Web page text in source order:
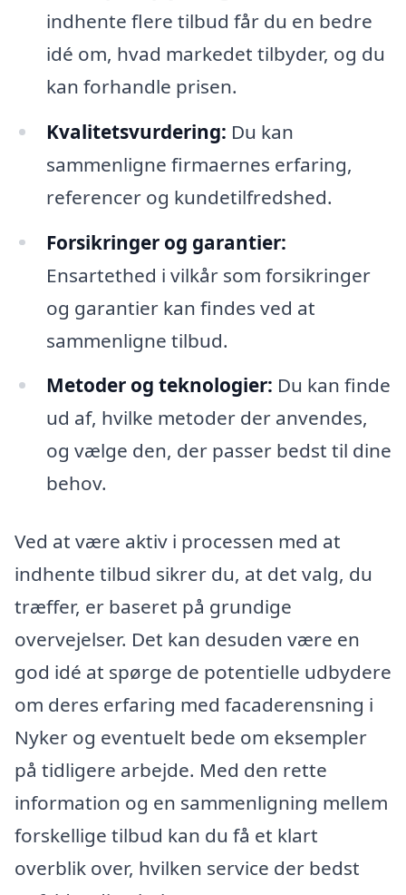
indhente flere tilbud får du en bedre
idé om, hvad markedet tilbyder, og du
kan forhandle prisen.
Kvalitetsvurdering: Du kan
sammenligne firmaernes erfaring,
referencer og kundetilfredshed.
Forsikringer og garantier:
Ensartethed i vilkår som forsikringer
og garantier kan findes ved at
sammenligne tilbud.
Metoder og teknologier: Du kan finde
ud af, hvilke metoder der anvendes,
og vælge den, der passer bedst til dine
behov.
Ved at være aktiv i processen med at
indhente tilbud sikrer du, at det valg, du
træffer, er baseret på grundige
overvejelser. Det kan desuden være en
god idé at spørge de potentielle udbydere
om deres erfaring med facaderensning i
Nyker og eventuelt bede om eksempler
på tidligere arbejde. Med den rette
information og en sammenligning mellem
forskellige tilbud kan du få et klart
overblik over, hvilken service der bedst